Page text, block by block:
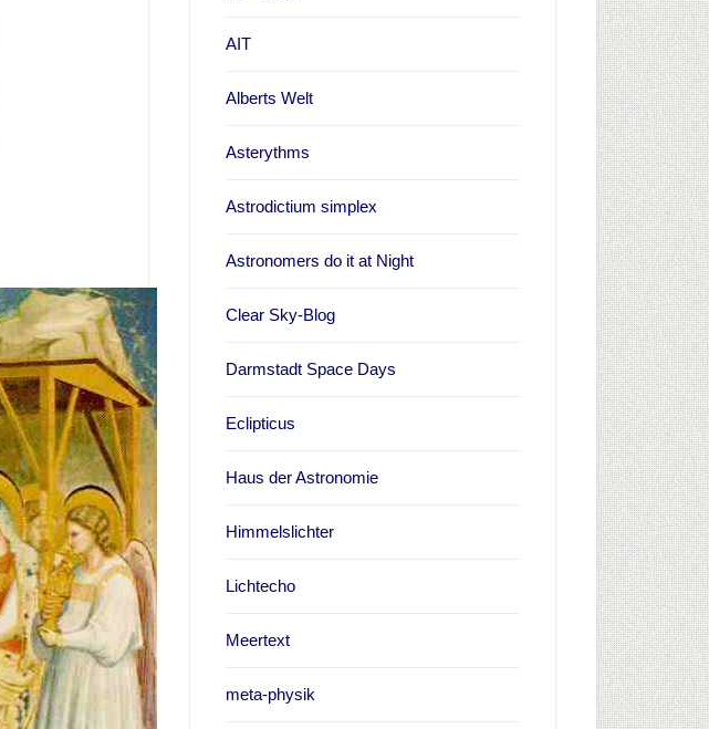
AIT
Alberts Welt
Asterythms
Astrodictium simplex
Astronomers do it at Night
Clear Sky-Blog
Darmstadt Space Days
Eclipticus
Haus der Astronomie
Himmelslichter
Lichtecho
Meertext
meta-physik